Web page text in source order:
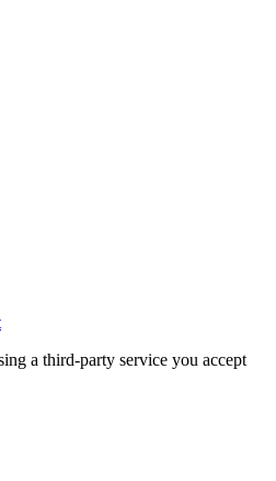
a third-party service you accept